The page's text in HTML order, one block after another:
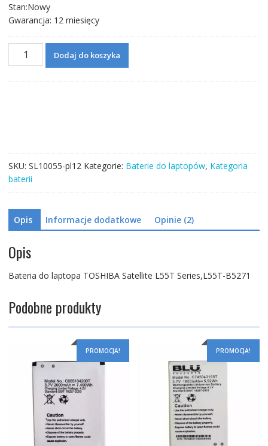
Stan:Nowy
Gwarancja: 12 miesięcy
Bateria
B5271
Dodaj do koszyka
SKU: SL10055-pl12 Kategorie: Baterie do laptopów, Kategoria
baterii
Opis Informacje dodatkowe Opinie (2)
Opis
Bateria do laptopa TOSHIBA Satellite L55T Series,L55T-B5271
Podobne produkty
PROMOCJA! PROMOCJA!